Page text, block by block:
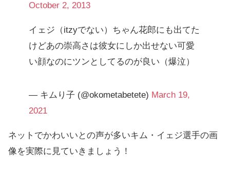
October 2, 2013
イェジ（itzyでない）ちゃん花郎にも出てた
けどあの崇高さは彼女にしか出せない可愛
い顔なのにツンとしてるのが良い（爆泣）
— キムり子 (@okometabetete) March 19,
2021
ネットでかわいいとの声が多いキム・イェジ選手の画
像を実際に見ていきましょう！